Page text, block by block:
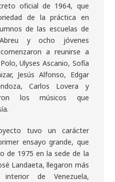
oficial de 1964, que
de la práctica en
de las escuelas de
y ocho jóvenes
a reunirse a
Ulyses Ascanio, Sofía
Jesús Alfonso, Edgar
Carlos Lovera y
los músicos que
tuvo un carácter
ensayo grande, que
de 1975 en la sede de la
Landaeta, llegaron más
de Venezuela,